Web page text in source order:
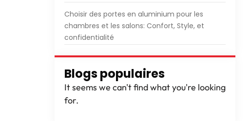
Choisir des portes en aluminium pour les
chambres et les salons: Confort, Style, et
confidentialité
Blogs populaires
It seems we can't find what you're looking
for.